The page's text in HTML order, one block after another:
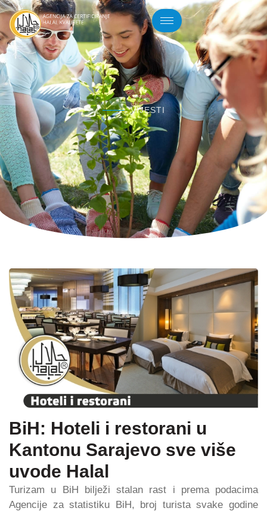
VIJESTI
BiH: Hoteli i restorani u
Kantonu Sarajevo sve više
uvode Halal
Turizam u BiH bilježi stalan rast i prema podacima
Agencije za statistiku BiH, broj turista svake godine